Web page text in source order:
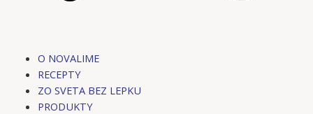
O NOVALIME
RECEPTY
ZO SVETA BEZ LEPKU
PRODUKTY